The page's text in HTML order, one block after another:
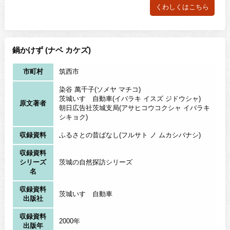
くわしくはこちら
鍋かけず (ナベ カケズ)
市町村 筑西市
原文著者
染谷 萬千子(ソメヤ マチコ)
茨城いすゞ自動車(イバラキ イスズ ジドウシャ)
朝日広告社茨城支局(アサヒコウコクシャ イバラキ
シキョク)
収録資料 ふるさとの昔ばなし(フルサト ノ ムカシバナシ)
収録資料
シリーズ
名
茨城の自然探訪シリーズ
収録資料
出版社
茨城いすゞ自動車
収録資料
出版年
2000年